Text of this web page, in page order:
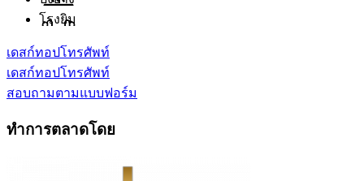
โรงยิม
เดสก์ทอปโทรศัพท์
เดสก์ทอปโทรศัพท์
สอบถามตามแบบฟอร์ม
ทำการตลาดโดย